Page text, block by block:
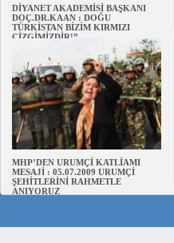
DİYANET AKADEMİSİ BAŞKANI
DOÇ.DR.KAAN : DOĞU
TÜRKİSTAN BİZİM KIRMIZI
ÇİZGİMİZDİR!”
MHP’DEN URUMÇİ KATLİAMI
MESAJİ : 05.07.2009 URUMÇİ
ŞEHİTLERİNİ RAHMETLE
ANIYORUZ